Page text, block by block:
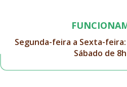
Segunda-feira a Sexta-feira:
Sábado de